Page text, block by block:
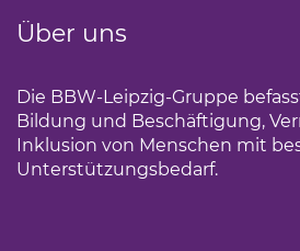
Über uns
Die BBW-Leipzig-Gruppe
Bildung und Beschäftigung,
Inklusion von Menschen mit
Unterstützungsbedarf.